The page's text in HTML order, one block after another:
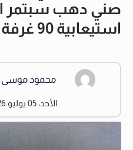
صني دهب سبتمر
استيعابية 90 غرفة
محمود موسى
الأحد، 05 يوليو 2026 03:35 مساءً